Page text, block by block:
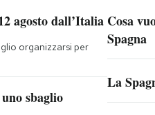
agosto dall’Italia
organizzarsi per
sbaglio
Cosa
Spagna
La